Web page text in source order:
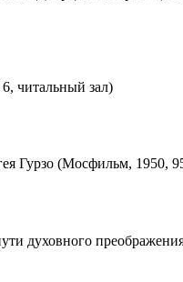
читальный зал)
Гурзо (Мосфильм, 1950,
духовного